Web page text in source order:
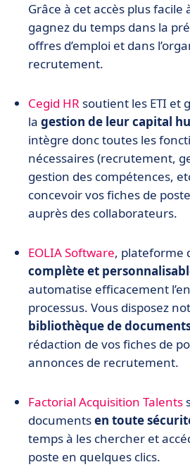
Grâce à cet accès plus
gagnez du temps dans la
offres d’emploi et dans
recrutement.
Cegid HR soutient les ETI et
la gestion de leur capital
intègre donc toutes les
nécessaires (recrutement,
gestion des compétences,
concevoir vos fiches de
auprès des collaborateurs.
EOLIA Software, plateforme
complète et
automatise efficacement
processus. Vous disposez
bibliothèque de
rédaction de vos fiches de
annonces de recrutement.
Factorial Acquisition Talents
documentsen toute
temps à les chercher et
poste en quelques clics.